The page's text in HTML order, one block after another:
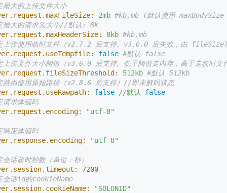
最大的上传文件大小
2mb #kb,mb (默认使用
最大的请求头大小//默认: 8k
8kb #kb,mb
上传使用临时文件（v2.7.2 后支持。v3.6.0 后失效，由
false #默认 false
上传文件大小阀值（v3.6.0 后支持。低于阀值走内存，高于走临时文
512kb #默认 512kb
路由使用原始路径（v2.8.6 后支持）//即未解码状态
false //默认
false
请求体编码
"utf-8"
响应体编码
"utf-8"
会话超时秒数（单位：秒）
7200
会话id的cookieName
"SOLONID"